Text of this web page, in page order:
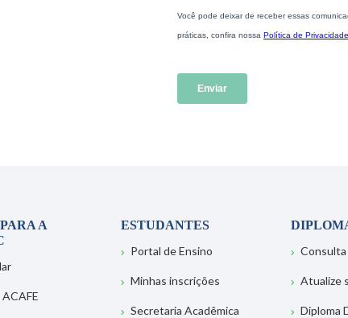
A
ESTUDANTES
Portal de Ensino
Minhas inscrições
Secretaria Acadêmica
Consulta
Atualize
Diploma